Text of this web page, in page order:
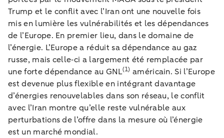
Trump et le conflit avec l’Iran ont une nouvelle fois
mis en lumière les vulnérabilités et les dépendances
de l’Europe. En premier lieu, dans le domaine de
l’énergie. L’Europe a réduit sa dépendance au gaz
russe, mais celle‑ci a largement été remplacée par
une forte dépendance au GNL(1) américain. Si l’Europe
est devenue plus flexible en intégrant davantage
d’énergies renouvelables dans son réseau, le conflit
avec l’Iran montre qu’elle reste vulnérable aux
perturbations de l’offre dans la mesure où l’énergie
est un marché mondial.